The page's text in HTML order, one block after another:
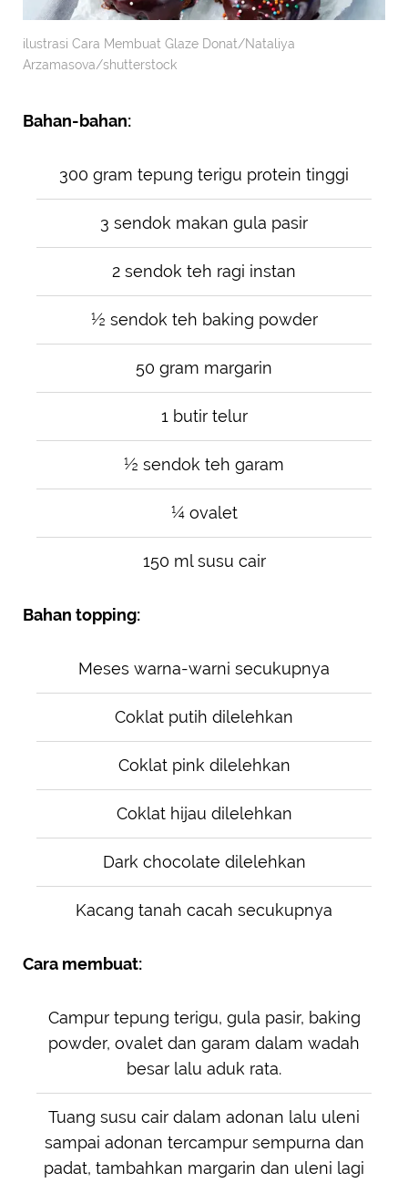
ilustrasi Cara Membuat Glaze Donat/Nataliya
Arzamasova/shutterstock
Bahan-bahan:
300 gram tepung terigu protein tinggi
3 sendok makan gula pasir
2 sendok teh ragi instan
½ sendok teh baking powder
50 gram margarin
1 butir telur
½ sendok teh garam
¼ ovalet
150 ml susu cair
Bahan topping:
Meses warna-warni secukupnya
Coklat putih dilelehkan
Coklat pink dilelehkan
Coklat hijau dilelehkan
Dark chocolate dilelehkan
Kacang tanah cacah secukupnya
Cara membuat:
Campur tepung terigu, gula pasir, baking
powder, ovalet dan garam dalam wadah
besar lalu aduk rata.
Tuang susu cair dalam adonan lalu uleni
sampai adonan tercampur sempurna dan
padat, tambahkan margarin dan uleni lagi